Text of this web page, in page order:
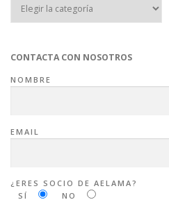
CONTACTA CON NOSOTROS
NOMBRE
EMAIL
¿ERES SOCIO DE AELAMA?
SÍ
NO